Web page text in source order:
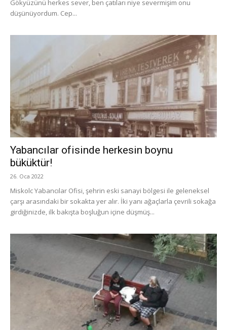
Gökyüzünü herkes sever, ben çatıları niye severmişim onu
düşünüyordum. Cep...
Yabancılar ofisinde herkesin boynu
büküktür!
26. Oca 2022
Miskolc Yabancılar Ofisi, şehrin eski sanayi bölgesi ile geleneksel
çarşı arasındaki bir sokakta yer alır. İki yanı ağaçlarla çevrili sokağa
girdiğinizde, ilk bakışta boşluğun içine düşmüş...